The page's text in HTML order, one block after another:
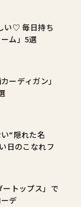
い♡ 毎日持ち
ム」5選
ーディガン」
“隠れた名
日のこなれフ
トップス」で
デ